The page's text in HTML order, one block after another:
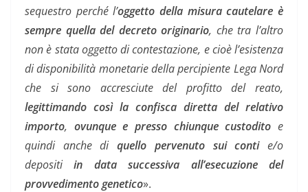
sequestro perché l’oggetto della misura cautelare è
sempre quella del decreto originario, che tra l’altro
non è stata oggetto di contestazione, e cioè l’esistenza
di disponibilità monetarie della percipiente Lega Nord
che si sono accresciute del profitto del reato,
legittimando così la confisca diretta del relativo
importo, ovunque e presso chiunque custodito e
quindi anche diquello pervenuto sui contie/o
depositiin data successiva all’esecuzione del
provvedimento genetico».